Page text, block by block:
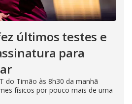
últimos testes e
para
do Timão às 8h30 da manhã
físicos por pouco mais de uma